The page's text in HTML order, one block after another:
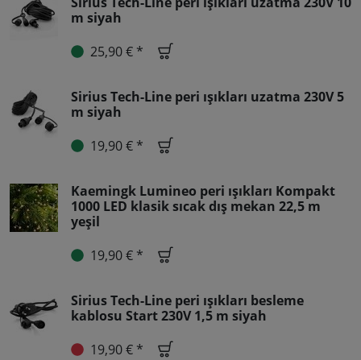
m siyah
25,90 € *
Sirius Tech-Line peri ışıkları uzatma 230V 5
m siyah
19,90 € *
Kaemingk Lumineo peri ışıkları Kompakt
1000 LED klasik sıcak dış mekan 22,5 m
yeşil
19,90 € *
Sirius Tech-Line peri ışıkları besleme
kablosu Start 230V 1,5 m siyah
19,90 € *